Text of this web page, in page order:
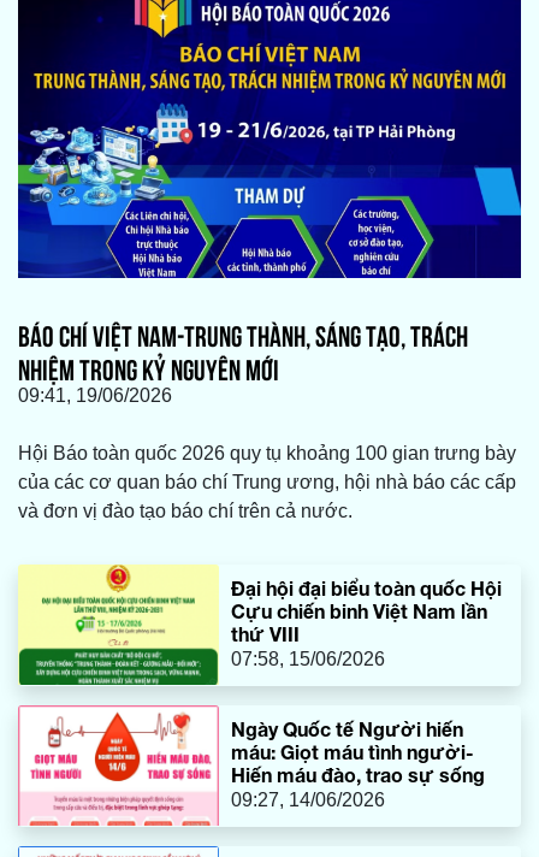
BÁO CHÍ VIỆT NAM-TRUNG THÀNH, SÁNG TẠO, TRÁCH
NHIỆM TRONG KỶ NGUYÊN MỚI
09:41, 19/06/2026
Hội Báo toàn quốc 2026 quy tụ khoảng 100 gian trưng bày
của các cơ quan báo chí Trung ương, hội nhà báo các cấp
và đơn vị đào tạo báo chí trên cả nước.
Đại hội đại biểu toàn quốc Hội
Cựu chiến binh Việt Nam lần
thứ VIII
07:58, 15/06/2026
Ngày Quốc tế Người hiến
máu: Giọt máu tình người-
Hiến máu đào, trao sự sống
09:27, 14/06/2026